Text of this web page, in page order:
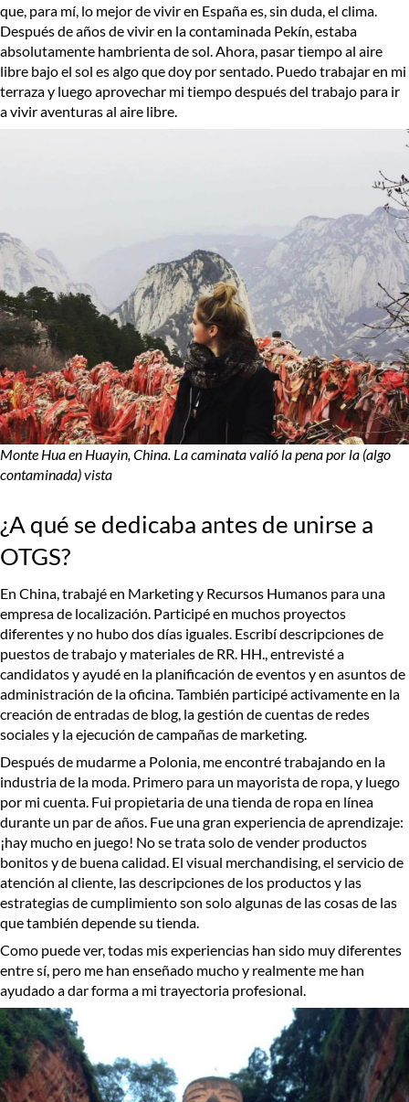
que, para mí, lo mejor de vivir en España es, sin duda, el clima.
Después de años de vivir en la contaminada Pekín, estaba
absolutamente hambrienta de sol. Ahora, pasar tiempo al aire
libre bajo el sol es algo que doy por sentado. Puedo trabajar en mi
terraza y luego aprovechar mi tiempo después del trabajo para ir
a vivir aventuras al aire libre.
Monte Hua en Huayin, China. La caminata valió la pena por la (algo
contaminada) vista
¿A qué se dedicaba antes de unirse a
OTGS?
En China, trabajé en Marketing y Recursos Humanos para una
empresa de localización. Participé en muchos proyectos
diferentes y no hubo dos días iguales. Escribí descripciones de
puestos de trabajo y materiales de RR. HH., entrevisté a
candidatos y ayudé en la planificación de eventos y en asuntos de
administración de la oficina. También participé activamente en la
creación de entradas de blog, la gestión de cuentas de redes
sociales y la ejecución de campañas de marketing.
Después de mudarme a Polonia, me encontré trabajando en la
industria de la moda. Primero para un mayorista de ropa, y luego
por mi cuenta. Fui propietaria de una tienda de ropa en línea
durante un par de años. Fue una gran experiencia de aprendizaje:
¡hay mucho en juego! No se trata solo de vender productos
bonitos y de buena calidad. El visual merchandising, el servicio de
atención al cliente, las descripciones de los productos y las
estrategias de cumplimiento son solo algunas de las cosas de las
que también depende su tienda.
Como puede ver, todas mis experiencias han sido muy diferentes
entre sí, pero me han enseñado mucho y realmente me han
ayudado a dar forma a mi trayectoria profesional.